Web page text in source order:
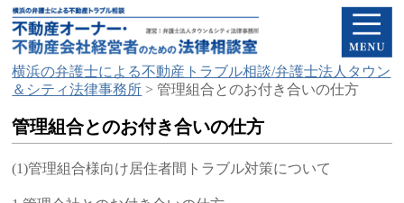
横浜の弁護士による不動産トラブル相談/弁護士法人タウン
＆シティ法律事務所 >管理組合とのお付き合いの仕方
管理組合とのお付き合いの仕方
(1)管理組合様向け居住者間トラブル対策について